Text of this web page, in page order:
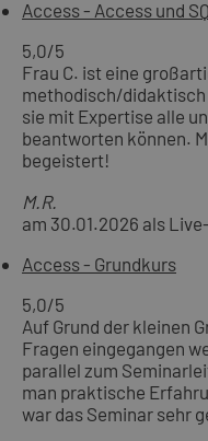
Access - Access und
5,0/5
Frau C. ist eine
methodisch/
sie mit Expertise alle
beantworten können.
begeistert!
M.R.
am 30.01.2026 als
Access - Grundkurs
5,0/5
Auf Grund der kleinen
Fragen eingegangen
parallel zum
man praktische
war das Seminar sehr